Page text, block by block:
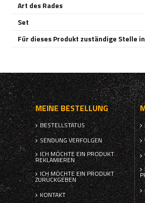
Art des Rades
Set
Für dieses Produkt zuständige Stelle
MEINE BESTELLUNG
BESTELLSTATUS
SENDUNG VERFOLGEN
ICH MÖCHTE EIN PRODUKT
REKLAMIEREN
ICH MÖCHTE EIN PRODUKT
ZURÜCKGEBEN
KONTAKT